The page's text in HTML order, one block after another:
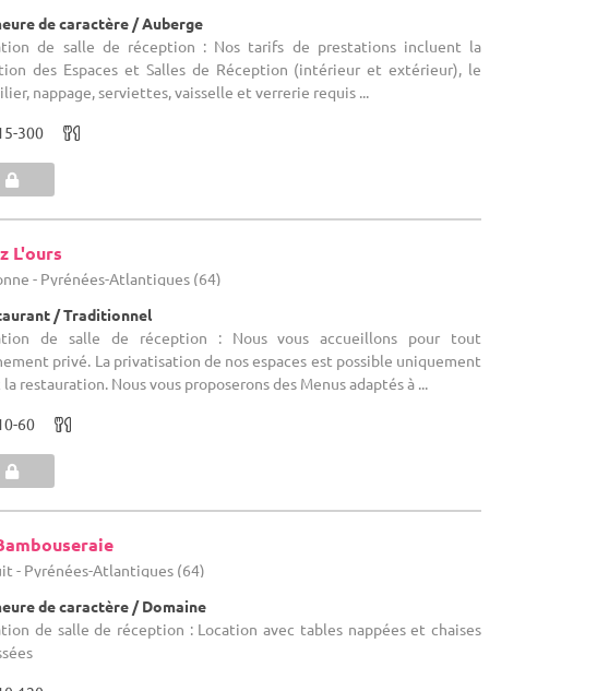
de caractère / Auberge
de salle de réception : Nos tarifs de prestations incluent la
des Espaces et Salles de Réception (intérieur et extérieur), le
nappage, serviettes, vaisselle et verrerie requis ...
300
L'ours
- Pyrénées-Atlantiques (64)
/ Traditionnel
de salle de réception : Nous vous accueillons pour tout
privé. La privatisation de nos espaces est possible uniquement
la restauration. Nous vous proposerons des Menus adaptés à ...
60
- Pyrénées-Atlantiques (64)
de caractère / Domaine
de salle de réception : Location avec tables nappées et chaises